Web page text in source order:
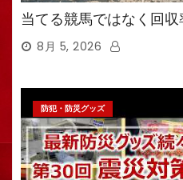
当てる競馬ではなく回
8月 5, 2026
防犯・防災グッズ